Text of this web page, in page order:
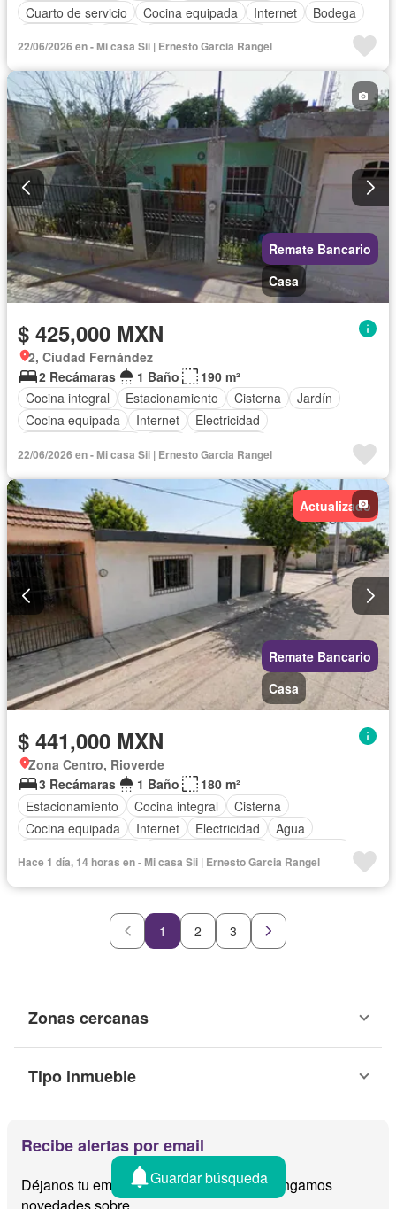
Cuarto de servicio
Cocina equipada Internet
Bodega
Televisión por cable
Gas natural
Despacho
Zonas verdes
Vista panorámica
Recámara con closet
Conserje
Wifi Permite mascotas
Permite niños
Sin amueblar
22/06/2026 en - Mi casa Sii | Ernesto Garcia Rangel
Remate Bancario
Casa
$ 425,000 MXN
2, Ciudad Fernández
2 Recámaras
1 Baño
190 m²
Cocina integral
Estacionamiento Cisterna
Jardín
Cocina equipada
Internet
Electricidad
Televisión por cable
Recámara con closet
Permite mascotas
Permite niños
Parcialmente amueblado
22/06/2026 en - Mi casa Sii | Ernesto Garcia Rangel
Actualizado
Remate Bancario
Casa
$ 441,000 MXN
Zona Centro, Rioverde
3 Recámaras
1 Baño
180 m²
Estacionamiento
Cocina integral
Cisterna
Cocina equipada
Internet Electricidad
Agua
Recámara con closet
Wifi
Permite niños
Permite mascotas
Parcialmente amueblado
Hace 1 día, 14 horas en - Mi casa Sii | Ernesto Garcia Rangel
1 2 3
Zonas cercanas
Tipo inmueble
Recibe alertas por email
Déjanos tu email y te avisamos cuando tengamos
Guardar búsqueda